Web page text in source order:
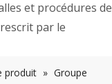
et procédures de
par le
produit » Groupe